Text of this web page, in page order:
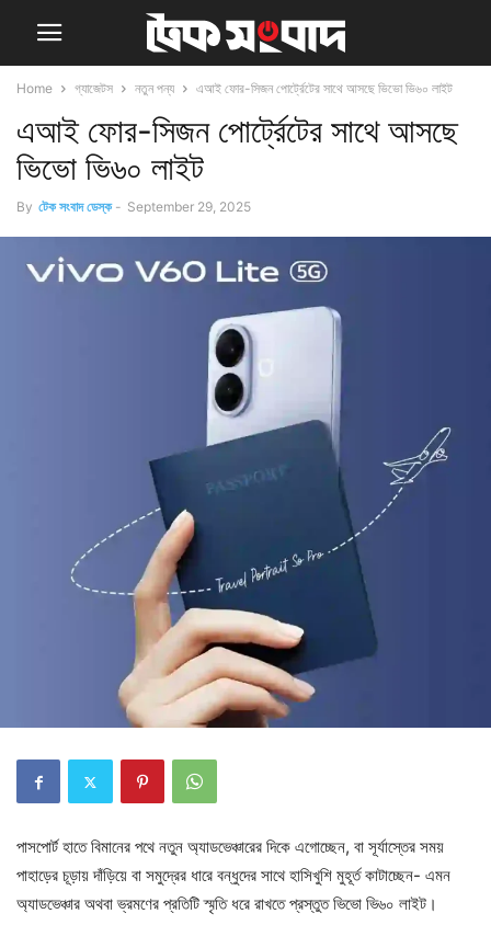
Home গ্যাজেটস নতুন পন্য এআই ফোর-সিজন পোর্ট্রেটের সাথে আসছে ভিভো ভি৬০ লাইট
এআই ফোর-সিজন পোর্ট্রেটের সাথে আসছে
ভিভো ভি৬০ লাইট
By টেক সংবাদ ডেস্ক - September 29, 2025
পাসপোর্ট হাতে বিমানের পথে নতুন অ্যাডভেঞ্চারের দিকে এগোচ্ছেন, বা সূর্যাস্তের সময়
পাহাড়ের চূড়ায় দাঁড়িয়ে বা সমুদ্রের ধারে বন্ধুদের সাথে হাসিখুশি মুহূর্ত কাটাচ্ছেন- এমন
অ্যাডভেঞ্চার অথবা ভ্রমণের প্রতিটি স্মৃতি ধরে রাখতে প্রস্তুত ভিভো ভি৬০ লাইট।